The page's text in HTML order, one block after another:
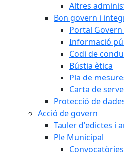
Altres
Bon govern i
Portal
Informació
Codi de
Bústia ètica
Pla de
Carta de
Protecció de
Acció de govern
Tauler d'edictes i
Ple Municipal